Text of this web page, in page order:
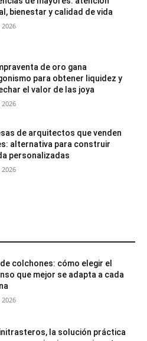
bienestar y calidad de vida
de oro gana
para obtener liquidez y
el valor de las joya
de arquitectos que venden
alternativa para construir
personalizadas
colchones: cómo elegir el
que mejor se adapta a cada
la solución práctica